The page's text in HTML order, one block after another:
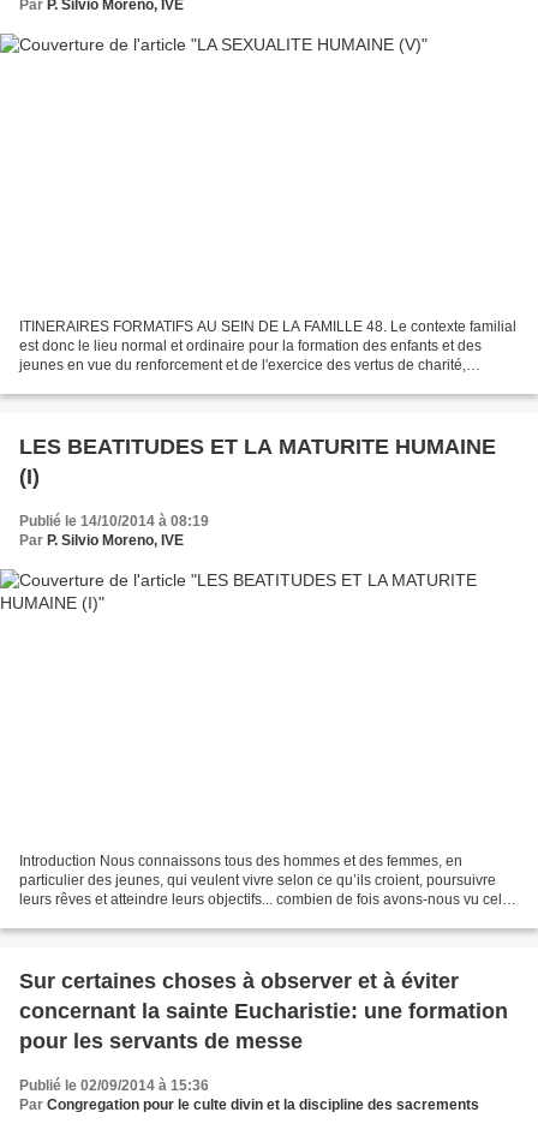
Par P. Silvio Moreno, IVE
ITINERAIRES FORMATIFS AU SEIN DE LA FAMILLE 48. Le contexte familial
est donc le lieu normal et ordinaire pour la formation des enfants et des
jeunes en vue du renforcement et de l'exercice des vertus de charité,
LES BEATITUDES ET LA MATURITE HUMAINE
(I)
Publié le 14/10/2014 à 08:19
Par P. Silvio Moreno, IVE
Introduction Nous connaissons tous des hommes et des femmes, en
particulier des jeunes, qui veulent vivre selon ce qu’ils croient, poursuivre
leurs rêves et atteindre leurs objectifs... combien de fois avons-nous vu cela
Sur certaines choses à observer et à éviter
concernant la sainte Eucharistie: une formation
pour les servants de messe
Publié le 02/09/2014 à 15:36
Par Congregation pour le culte divin et la discipline des sacrements